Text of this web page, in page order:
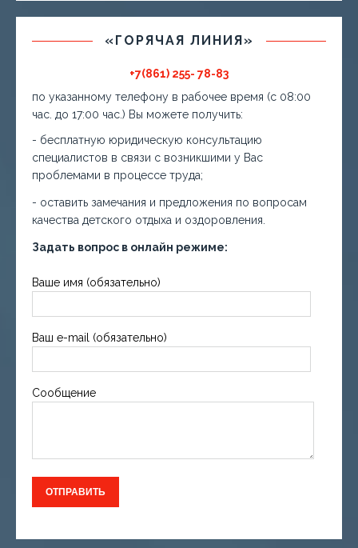
«ГОРЯЧАЯ ЛИНИЯ»
+7(861) 255- 78-83
по указанному телефону в рабочее время (с 08:00
час. до 17:00 час.) Вы можете получить:
- бесплатную юридическую консультацию
специалистов в связи с возникшими у Вас
проблемами в процессе труда;
- оставить замечания и предложения по вопросам
качества детского отдыха и оздоровления.
Задать вопрос в онлайн режиме:
Ваше имя (обязательно)
Ваш e-mail (обязательно)
Сообщение